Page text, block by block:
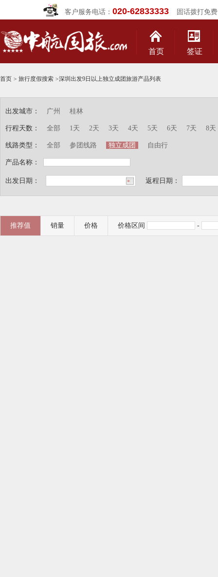
客户服务电话： 020-62833333固话拨打免费
首页 签证
首页 > 旅行度假搜索 >深圳出发9日以上独立成团旅游产品列表
出发城市：
行程天数：
线路类型：
产品名称：
广州 桂林
全部 1天 2天 3天 4天 5天 6天 7天 8天
全部 参团线路 独立成团 自由行
出发日期： 返程日期：
推荐值 销量 价格 价格区间 -